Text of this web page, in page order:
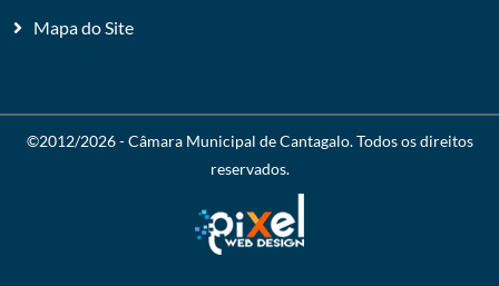
Mapa do Site
©2012/2026 -Câmara Municipal de Cantagalo. Todos os direitos
reservados.